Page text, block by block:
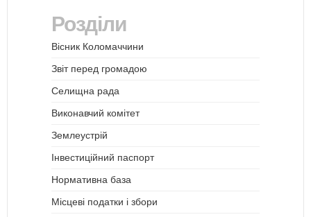
Розділи
Вісник Коломаччини
Звіт перед громадою
Селищна рада
Виконавчий комітет
Землеустрій
Інвестиційний паспорт
Нормативна база
Місцеві податки і збори